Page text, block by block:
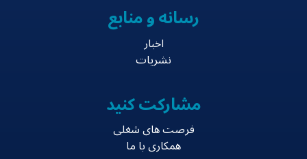
رسانه و منابع
اخبار
نشریات
مشارکت کنید
فرصت های شغلی
همکاری با ما